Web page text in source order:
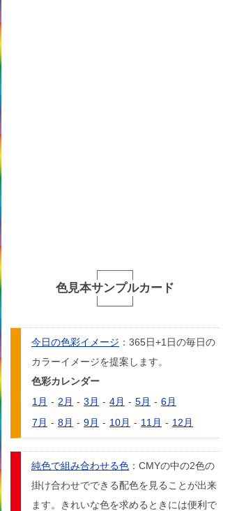
色見本サンプルカード
今日の色彩イメージ ：365日+1日の毎日の
カラーイメージを提案します。
色彩カレンダー
1月 - 2月 - 3月 - 4月 - 5月 - 6月
7月 - 8月 - 9月 - 10月 - 11月 - 12月
純色で組み合わせる色 ：CMYの中の2色の
掛け合わせでできる配色を見ることが出来
ます。きれいな色を求めるときには便利で